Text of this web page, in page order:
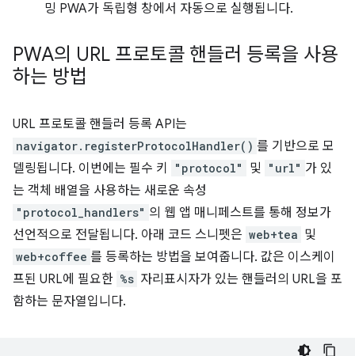
밍 PWA가 독립형 창에서 자동으로 실행됩니다.
PWA의 URL 프로토콜 핸들러 등록을 사용
하는 방법
URL 프로토콜 핸들러 등록 API는
navigator.registerProtocolHandler() 를 기반으로 모
델링됩니다. 이번에는 필수 키
"protocol" 및 "url" 가 있
는 객체 배열을 사용하는 새로운 속성
"protocol_handlers" 의 웹 앱 매니페스트를 통해 정보가
선언적으로 전달됩니다. 아래 코드 스니펫은 web+tea 및
web+coffee 를 등록하는 방법을 보여줍니다. 값은 이스케이
프된 URL에 필요한 %s 자리표시자가 있는 핸들러의 URL을 포
함하는 문자열입니다.